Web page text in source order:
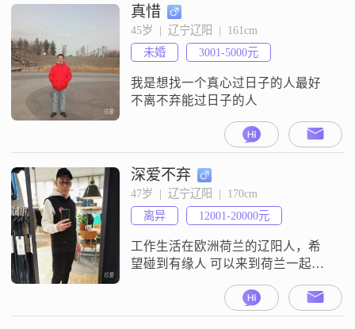
真惜
45岁  |  辽宁辽阳  |  161cm
未婚
3001-5000元
我是想找一个真心过日子的人最好
不离不弃能过日子的人
深爱不弃
47岁  |  辽宁辽阳  |  170cm
离异
12001-20000元
工作生活在欧洲荷兰的辽阳人，希
望碰到有缘人 可以来到荷兰一起生